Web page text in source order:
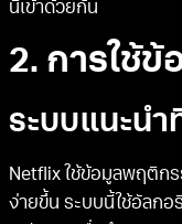
นี้เข้าด้วยกัน
2. การใช้ข้
ระบบแนะน
Netflix ใช้ข้อมูลพฤติก
ง่ายขึ้น ระบบนี้ใช้อัลกอ